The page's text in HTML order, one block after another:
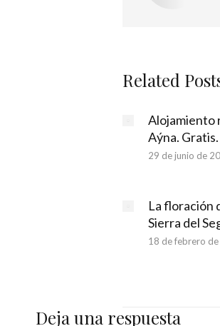
Related
Alojamiento
Aýna. Gratis.
29 de junio de
La floración
Sierra del
18 de febrero
Deja una respuesta